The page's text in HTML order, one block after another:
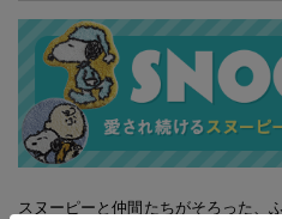
スヌーピーと仲間たちがそろった、